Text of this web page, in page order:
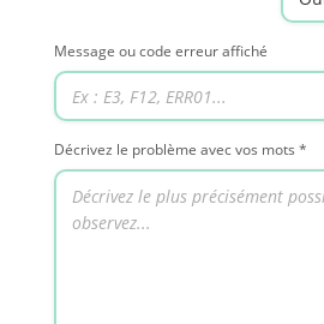
Message ou code erreur affiché
Décrivez le problème avec vos mots *